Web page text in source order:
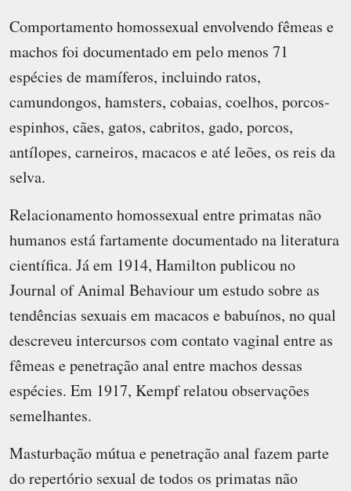
Comportamento homossexual envolvendo fêmeas e
machos foi documentado em pelo menos 71
espécies de mamíferos, incluindo ratos,
camundongos, hamsters, cobaias, coelhos, porcos-
espinhos, cães, gatos, cabritos, gado, porcos,
antílopes, carneiros, macacos e até leões, os reis da
selva.
Relacionamento homossexual entre primatas não
humanos está fartamente documentado na literatura
científica. Já em 1914, Hamilton publicou no
Journal of Animal Behaviour um estudo sobre as
tendências sexuais em macacos e babuínos, no qual
descreveu intercursos com contato vaginal entre as
fêmeas e penetração anal entre machos dessas
espécies. Em 1917, Kempf relatou observações
semelhantes.
Masturbação mútua e penetração anal fazem parte
do repertório sexual de todos os primatas não